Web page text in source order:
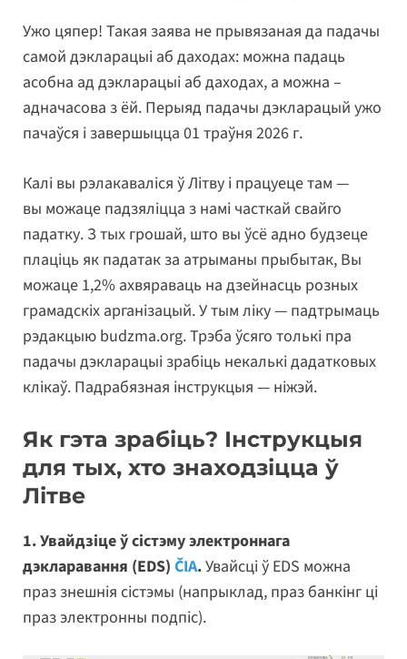
Ужо цяпер! Такая заява не прывязаная да падачы
самой дэкларацыі аб даходах: можна падаць
асобна ад дэкларацыі аб даходах, а можна –
адначасова з ёй. Перыяд падачы дэкларацый ужо
пачаўся і завершыцца 01 траўня 2026 г.
Калі вы рэлакаваліся ў Літву і працуеце там —
вы можаце падзяліцца з намі часткай свайго
падатку. З тых грошай, што вы ўсё адно будзеце
плаціць як падатак за атрыманы прыбытак, Вы
можаце 1,2% ахвяраваць на дзейнасць розных
грамадскіх арганізацый. У тым ліку — падтрымаць
рэдакцыю budzma.org. Трэба ўсяго толькі пра
падачы дэкларацыі зрабіць некалькі дадатковых
клікаў. Падрабязная інструкцыя — ніжэй.
Як гэта зрабіць? Інструкцыя
для тых, хто знаходзіцца ў
Літве
1. Увайдзіце ў сістэму электроннага
дэкларавання (EDS) ČIA.Увайсці ў EDS можна
праз знешнія сістэмы (напрыклад, праз банкінг ці
праз электронны подпіс).